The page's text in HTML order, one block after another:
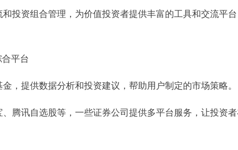
投资组合管理，为价值投资者提供丰富的工具和交流平
平台
，提供数据分析和投资建议，帮助用户制定的市场策略。
腾讯自选股等，一些证券公司提供多平台服务，让投资